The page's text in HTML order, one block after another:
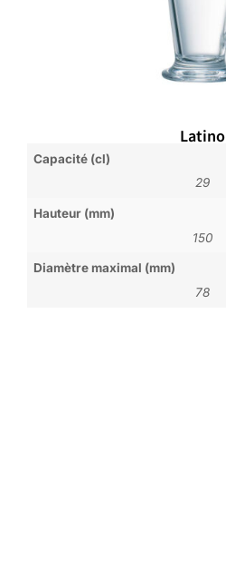
Latino
Capacité (cl)
29
Hauteur (mm)
150
Diamètre maximal (mm)
78